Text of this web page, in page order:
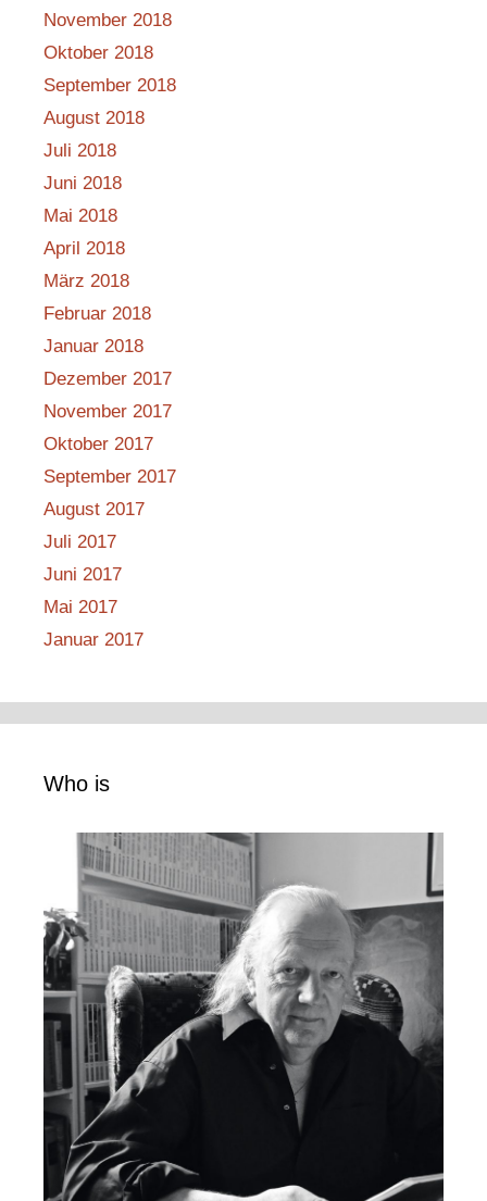
November 2018
Oktober 2018
September 2018
August 2018
Juli 2018
Juni 2018
Mai 2018
April 2018
März 2018
Februar 2018
Januar 2018
Dezember 2017
November 2017
Oktober 2017
September 2017
August 2017
Juli 2017
Juni 2017
Mai 2017
Januar 2017
Who is